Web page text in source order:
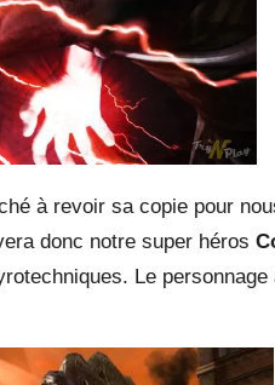
à revoir sa copie pour
donc notre super héros
Le personnage